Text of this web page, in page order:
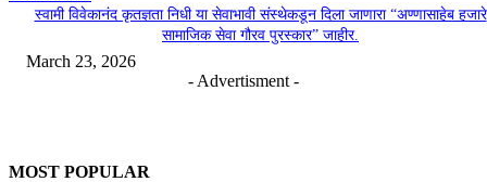
स्वामी विवेकानंद कृतज्ञता निधी या सेवाभावी संस्थेकडून दिला जाणारा “अण्णासाहेब हजारे
सामाजिक सेवा गौरव पुरस्कार” जाहीर.
March 23, 2026
- Advertisment -
MOST POPULAR